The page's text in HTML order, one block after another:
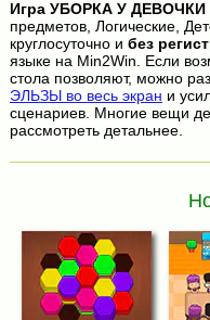
Игра УБОРКА У
предметов, Логические,
круглосуточно и без
языке на Min2Win. Если
стола позволяют, можно
ЭЛЬЗЫ во весь экран и
сценариев. Многие вещи
рассмотреть детальнее.